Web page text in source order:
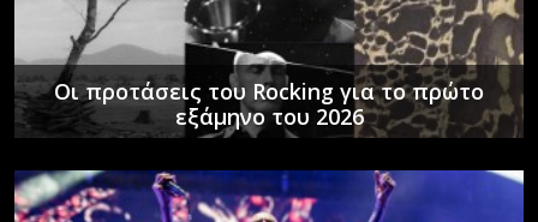
Οι προτάσεις του Rocking για το πρώτο
εξάμηνο του 2026